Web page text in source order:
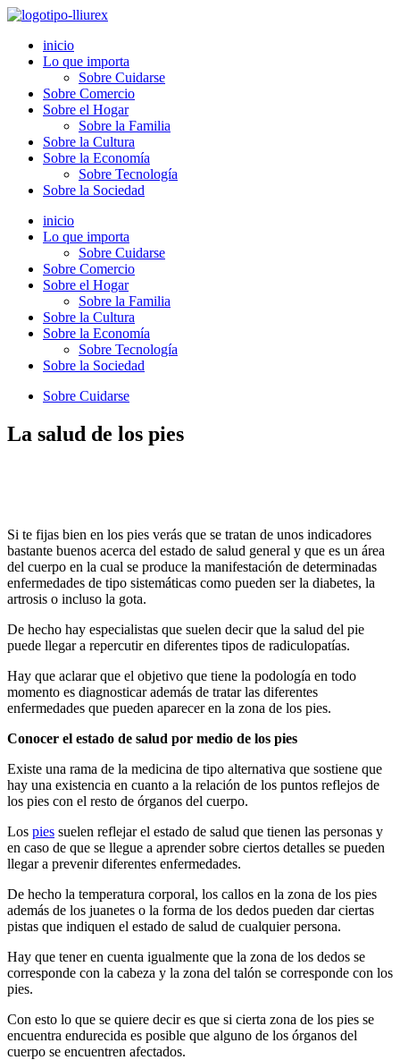
Ir
contenido
inicio
Lo que importa
Sobre Cuidarse
Sobre Comercio
Sobre el Hogar
Sobre la Familia
Sobre la Cultura
Sobre la Economía
Sobre Tecnología
Sobre la Sociedad
inicio
Lo que importa
Sobre Cuidarse
Sobre Comercio
Sobre el Hogar
Sobre la Familia
Sobre la Cultura
Sobre la Economía
Sobre Tecnología
Sobre la Sociedad
Sobre Cuidarse
La salud de los pies
Si te fijas bien en los pies verás que se tratan de unos indicadores
bastante buenos acerca del estado de salud general y que es un área
del cuerpo en la cual se produce la manifestación de determinadas
enfermedades de tipo sistemáticas como pueden ser la diabetes, la
artrosis o incluso la gota.
De hecho hay especialistas que suelen decir que la salud del pie
puede llegar a repercutir en diferentes tipos de radiculopatías.
Hay que aclarar que el objetivo que tiene la podología en todo
momento es diagnosticar además de tratar las diferentes
enfermedades que pueden aparecer en la zona de los pies.
Conocer el estado de salud por medio de los pies
Existe una rama de la medicina de tipo alternativa que sostiene que
hay una existencia en cuanto a la relación de los puntos reflejos de
los pies con el resto de órganos del cuerpo.
Los pies suelen reflejar el estado de salud que tienen las personas y
en caso de que se llegue a aprender sobre ciertos detalles se pueden
llegar a prevenir diferentes enfermedades.
De hecho la temperatura corporal, los callos en la zona de los pies
además de los juanetes o la forma de los dedos pueden dar ciertas
pistas que indiquen el estado de salud de cualquier persona.
Hay que tener en cuenta igualmente que la zona de los dedos se
corresponde con la cabeza y la zona del talón se corresponde con los
pies.
Con esto lo que se quiere decir es que si cierta zona de los pies se
encuentra endurecida es posible que alguno de los órganos del
cuerpo se encuentren afectados.